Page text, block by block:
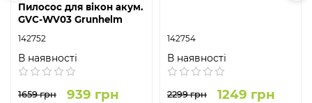
Пилосос для вікон акум.
GVC-WV03 Grunhelm
142752
В наявності
1659 грн 939 грн
142754
В наявності
2299 грн 1249 грн